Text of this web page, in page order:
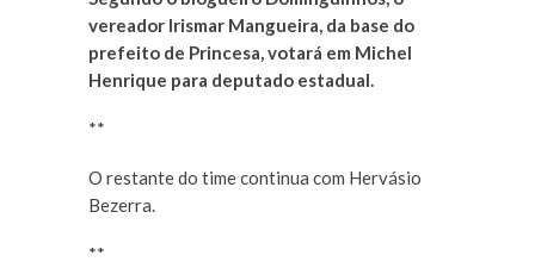
vereador Irismar Mangueira, da base do
prefeito de Princesa, votará em Michel
Henrique para deputado estadual.
**
O restante do time continua com Hervásio
Bezerra.
**